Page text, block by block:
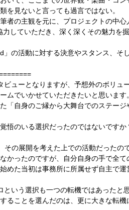
を見ないと言っても過言ではない。
者の主観を元に、プロジェクトの中
していただき、深く深くその魅力を掘
」の活動に対する決意やスタンス、そ
ビューとなりますが、予想外のボリュ
ムでいかせていただきたいと思います。
「自身のご縁から大舞台でのステー
悟のいる選択だったのではないですか
その展開を考えた上での活動だったの
かったのですが、自分自身の手で全
めた当初は事務所に所属せず自主で
という選択も一つの転機ではあったと
ることを選んだのは、更に大きな転